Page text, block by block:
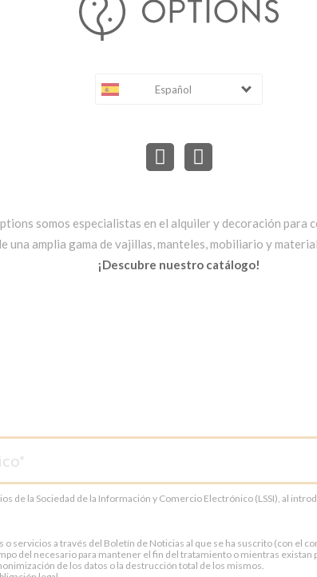
Español
somos especialistas en el alquiler y decoración para
una amplia gama de vajillas, manteles, mobiliario y
¡Descubre nuestro catálogo!
de la Sociedad de la Información y Comercio Electrónico (LSSI), al
servicios a través del Boletín de Noticias al que se ha suscrito (con el
del necesario para mantener el fin del tratamiento o mientras
de los datos o la destrucción total de los mismos.